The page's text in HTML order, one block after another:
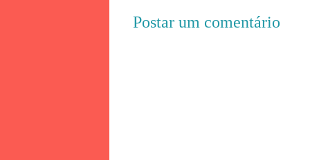
Postar um comentário